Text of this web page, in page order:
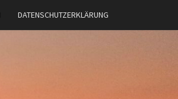
DATENSCHUTZERKLÄRUNG